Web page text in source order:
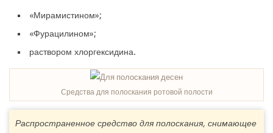
«Мирамистином»;
«Фурацилином»;
раствором хлоргексидина.
Средства для полоскания ротовой полости
Распространенное средство для полоскания, снимающее